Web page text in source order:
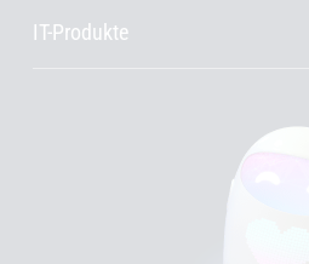
IT-Produkte